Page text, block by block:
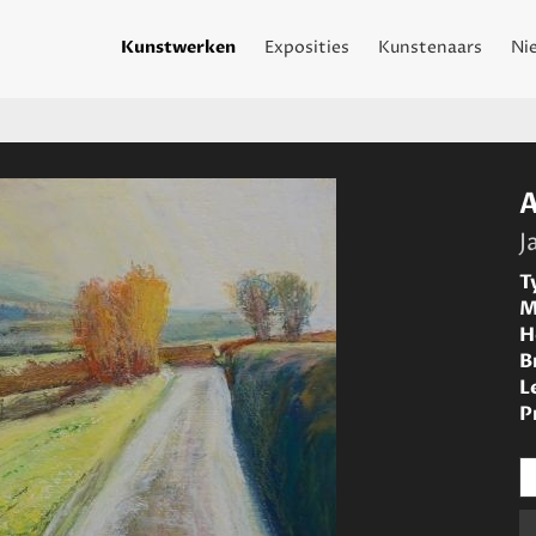
Kunstwerken Exposities Kunstenaars